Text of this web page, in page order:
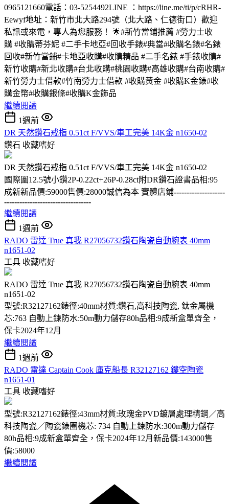
0965121660電話：03-5254492LINE ：https://line.me/ti/p/cRHR-
Eewyf地址：新竹市北大路294號（北大路、仁德街口）歡迎
私訊或來電，專人為您服務！ 🌟#新竹當鋪推薦 #勞力士收
購 #收購蒂芬妮 #二手卡地亞#回收手錶#典當#收購名錶#名錶
回收#新竹當鋪#卡地亞收購#收購精品 #二手名錶 #手錶收購#
新竹收購#新北收購#台北收購#桃園收購#高雄收購#台南收購#
新竹勞力士借款#竹南勞力士借款 #收購黃金 #收購K金錶#收
購金幣#收購銀條#收購K金飾品
繼續閱讀
1週前
DR 天然鑽石戒指 0.51ct F/VVS/車工完美 14K金 n1650-02
鑽石 收藏嗜好
DR 天然鑽石戒指 0.51ct F/VVS/車工完美 14K金 n1650-02
國際圍12.5號小鑽2P-0.22ct+26P-0.28ct附DR鑽石證書品相:95
成新新品價:59000售價:28000誠信為本 實體店鋪--------------------
----------------------------------
繼續閱讀
1週前
RADO 雷達 True 真我 R27056732鑽石陶瓷自動腕表 40mm
n1651-02
工具 收藏嗜好
RADO 雷達 True 真我 R27056732鑽石陶瓷自動腕表 40mm
n1651-02
型號:R32127162錶徑:40mm材質:鑽石,高科技陶瓷, 鈦金屬機
芯:763 自動上鍊防水:50m動力儲存80h品相:9成新盒單齊全，
保卡2024年12月
繼續閱讀
1週前
RADO 雷達 Captain Cook 庫克船長 R32127162 鏤空陶瓷
n1651-01
工具 收藏嗜好
型號:R32127162錶徑:43mm材質:玫瑰金PVD鍍層處理精鋼／高
科技陶瓷／陶瓷錶圈機芯: 734 自動上鍊防水:300m動力儲存
80h品相:9成新盒單齊全，保卡2024年12月新品價:143000售
價:58000
繼續閱讀